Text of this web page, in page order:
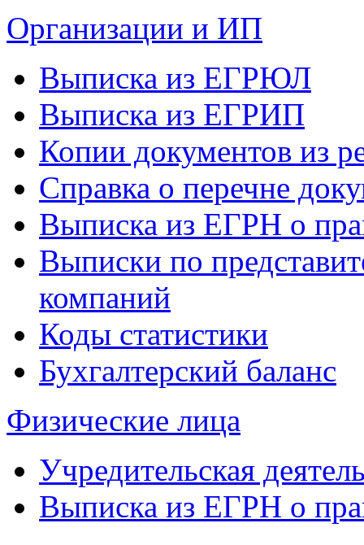
Организации и ИП
Выписка из ЕГРЮЛ
Выписка из ЕГРИП
Копии документов из
Справка о перечне
Выписка из ЕГРН о
Выписки по
компаний
Коды статистики
Бухгалтерский баланс
Физические лица
Учредительская
Выписка из ЕГРН о